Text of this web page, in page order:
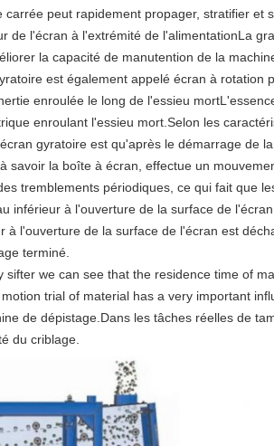
peut rapidement propager, stratifier
de l'écran à l'extrémité de l'alimentationLa
la capacité de manutention de la
est également appelé écran à
enroulée le long de l'essieu
enroulant l'essieu mort.Selon les
gyratoire est qu'après le démarrage de
savoir la boîte à écran, effectue un
tremblements périodiques, ce qui fait que
inférieur à l'ouverture de la surface de
l'ouverture de la surface de l'écran est
terminé.
we can see that the residence time of
trial of material has a very important
de dépistage.Dans les tâches réelles de
du criblage.